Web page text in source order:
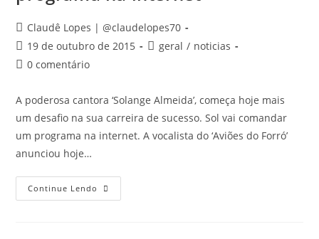
Claudê Lopes | @claudelopes70
19 de outubro de 2015
geral / noticias
0 comentário
A poderosa cantora ‘Solange Almeida’, começa hoje mais
um desafio na sua carreira de sucesso. Sol vai comandar
um programa na internet. A vocalista do ‘Aviões do Forró’
anunciou hoje…
Continue Lendo